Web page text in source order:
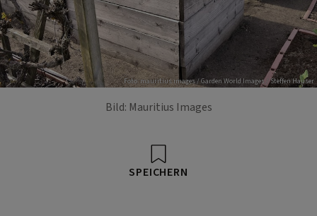
Foto: mauritius images / Garden World Images / Steffen Hauser
Bild: Mauritius Images
SPEICHERN